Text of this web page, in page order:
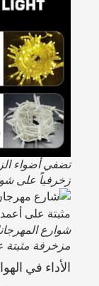
تضفي أضواء
زخرفياً على
شوارع
مزخرفة مثبتة
الأداء في الهواء